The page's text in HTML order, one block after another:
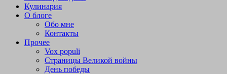
Кулинария
О блоге
Обо мне
Контакты
Прочее
Vox populi
Страницы Великой войны
День победы